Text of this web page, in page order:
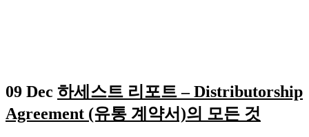
09 Dec 하세스트 리포트 – Distributorship
Agreement (유통 계약서)의 모든 것